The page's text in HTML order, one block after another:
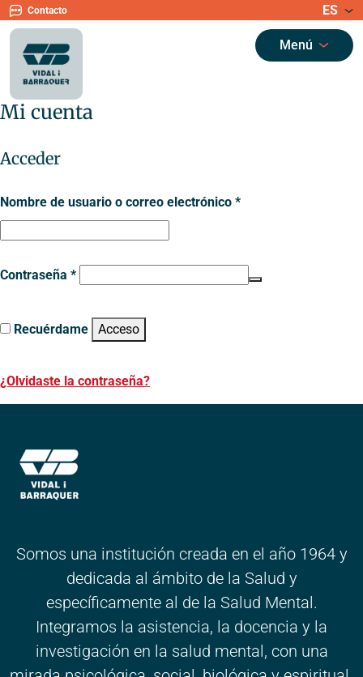
Contacto ES
Menú
Mi cuenta
Acceder
Nombre de usuario o correo electrónico *
Contraseña *
Recuérdame Acceso
¿Olvidaste la contraseña?
Somos una institución creada en el año 1964 y
dedicada al ámbito de la Salud y
específicamente al de la Salud Mental.
Integramos la asistencia, la docencia y la
investigación en la salud mental, con una